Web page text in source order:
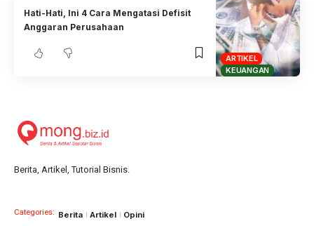
ARTIKEL
KEUANGAN
Hati-Hati, Ini 4 Cara Mengatasi Defisit
Anggaran Perusahaan
Berita, Artikel, Tutorial Bisnis.
Categories: Berita Artikel Opini